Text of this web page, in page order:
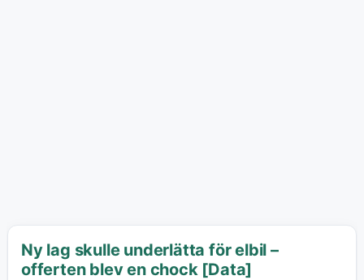
Ny lag skulle underlätta för elbil –
offerten blev en chock [Data]